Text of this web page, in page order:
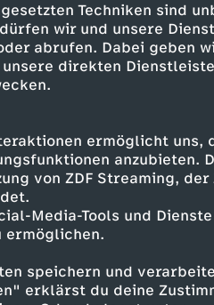
Techniken sind
wir und unsere
abrufen. Dabei geben
direkten
ermöglicht uns,
anzubieten.
von ZDF Streaming, der
Media-Tools und
ermöglichen.
speichern und
erklärst du deine
Untertitel